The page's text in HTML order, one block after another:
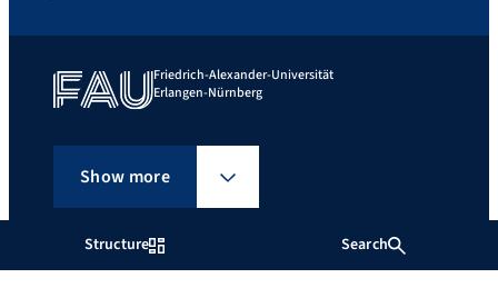
Structure Search
Friedrich-Alexander-Universität
Erlangen-Nürnberg
Show more